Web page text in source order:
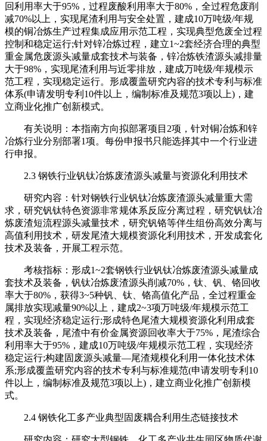
回利用率大于95%，过程废酸利用率大于80%，全过程危废削
减70%以上，实现尾渣利用与安全处置，建成10万吨级/年规
模的铜冶炼生产过程集成应用示范工程，实现典型危废全过程
控制和稳定运行;针对锌冶炼过程，建立1~2套经济合理的典型
重金属危废源头减量成套技术与装备，锌冶炼铁渣源头减排量
大于98%，实现尾渣利用与近零排放，建成万吨级/年规模示
范工程，实现稳定运行。形成覆盖研究内容的技术专利与标准
体系(申请发明专利10件以上，编制标准及规范3项以上)，建
立商业化推广创新模式。
有关说明：本指南方向拟部署项目2项，针对铜冶炼和锌
冶炼行业分别部署1项。每份申报书只能选择其中一个行业进
行申报。
2.3 钢铁行业钒钛冶炼废渣源头减量与资源化利用技术
研究内容：针对钢铁行业钒钛冶炼废渣源头减量重大需
求，研究钒钛特色资源非常规体系反应分离过程，研究钒钛冶
炼废渣短流程源头减量技术，研究钒铬等伴生组份高效分离与
高值利用技术，研发尾渣大规模资源化利用技术，开发成套化
技术及装备，开展工程示范。
考核指标：形成1~2套钢铁行业钒钛冶炼废渣源头减量成
套技术及装备，钒钛冶炼废渣源头削减70%，钛、钒、铬回收
率大于80%，获得3~5种钒、钛、铬高值化产品，全过程重金
属排放实现减量90%以上，建成2~3项万吨级/年规模示范工
程，实现经济稳定运行;形成特色尾渣大规模资源化利用成套
技术及装备，尾渣中有价金属资源回收率大于75%，尾渣综合
利用率大于95%，建成10万吨级/年规模示范工程，实现经济
稳定运行;构建固废源头减量—尾渣规模化利用一体化技术体
系;形成覆盖研究内容的技术专利与标准规范(申请发明专利10
件以上，编制标准及规范3项以上)，建立商业化推广创新模
式。
2.4 钢铁化工多产业典型固废耦合利用生态链接技术